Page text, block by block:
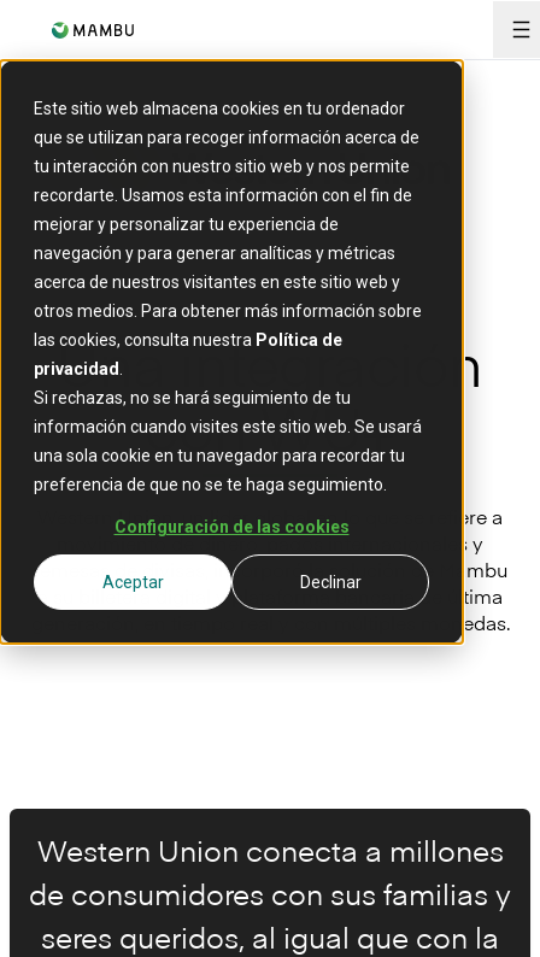
Este sitio web almacena cookies en tu ordenador
que se utilizan para recoger información acerca de
tu interacción con nuestro sitio web y nos permite
recordarte. Usamos esta información con el fin de
mejorar y personalizar tu experiencia de
navegación y para generar analíticas y métricas
acerca de nuestros visitantes en este sitio web y
otros medios. Para obtener más información sobre
las cookies, consulta nuestra Política de
privacidad
Si rechazas, no se hará seguimiento de tu
información cuando visites este sitio web. Se usará
una sola cookie en tu navegador para recordar tu
preferencia de que no se te haga seguimiento.
Configuración de las cookies
Aceptar Declinar
Una integración
con WU+
Western Union, un líder global en lo que se refiere a
movimiento de dinero, pagos internacionales y
remesas de divisas, incorporó la solución de Mambu
a su billetera digital y plataforma bancaria de última
generación, en tiempo real y con múltiples monedas.
Western Union conecta a millones
de consumidores con sus familias y
seres queridos, al igual que con la